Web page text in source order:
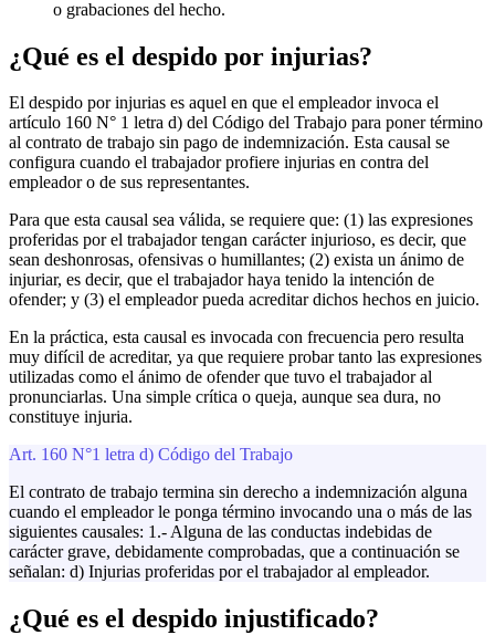
o grabaciones del hecho.
¿Qué es el despido por injurias?
El despido por injurias es aquel en que el empleador invoca el
artículo 160 N° 1 letra d) del Código del Trabajo para poner término
al contrato de trabajo sin pago de indemnización. Esta causal se
configura cuando el trabajador profiere injurias en contra del
empleador o de sus representantes.
Para que esta causal sea válida, se requiere que: (1) las expresiones
proferidas por el trabajador tengan carácter injurioso, es decir, que
sean deshonrosas, ofensivas o humillantes; (2) exista un ánimo de
injuriar, es decir, que el trabajador haya tenido la intención de
ofender; y (3) el empleador pueda acreditar dichos hechos en juicio.
En la práctica, esta causal es invocada con frecuencia pero resulta
muy difícil de acreditar, ya que requiere probar tanto las expresiones
utilizadas como el ánimo de ofender que tuvo el trabajador al
pronunciarlas. Una simple crítica o queja, aunque sea dura, no
constituye injuria.
Art. 160 N°1 letra d) Código del Trabajo
El contrato de trabajo termina sin derecho a indemnización alguna
cuando el empleador le ponga término invocando una o más de las
siguientes causales: 1.- Alguna de las conductas indebidas de
carácter grave, debidamente comprobadas, que a continuación se
señalan: d) Injurias proferidas por el trabajador al empleador.
¿Qué es el despido injustificado?